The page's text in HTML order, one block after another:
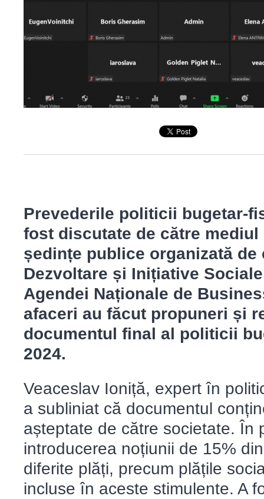
Prevederile politicii bugetar-
fost discutate de către
ședințe publice organizată
Dezvoltare și Inițiative
Agendei Naționale de
afaceri au făcut propuneri și
documentul final al politicii
2024.
Veaceslav Ioniță, expert în
a subliniat că documentul
așteptate de către societate. În
introducerea noțiunii de 15%
diferite plăți, precum plățile
incluse în aceste stimulente. A